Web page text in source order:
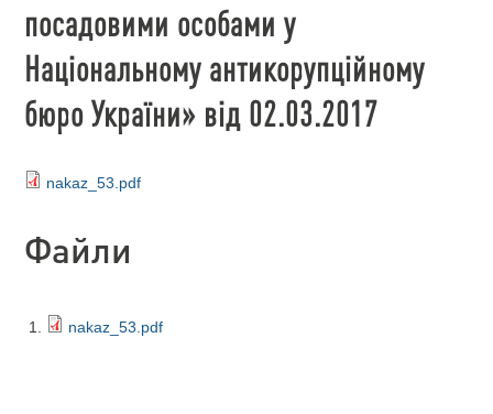
посадовими особами у
Національному антикорупційному
бюро України» від 02.03.2017
nakaz_53.pdf
Файли
nakaz_53.pdf